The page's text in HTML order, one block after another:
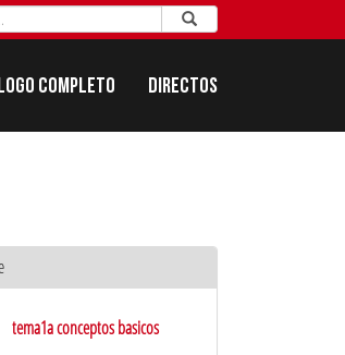
Buscar
Enviar
Buscar
completo Directos
tema1a conceptos basicos